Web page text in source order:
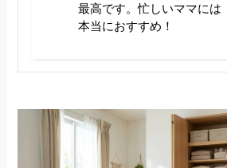
最高です。忙しいママには
本当におすすめ！